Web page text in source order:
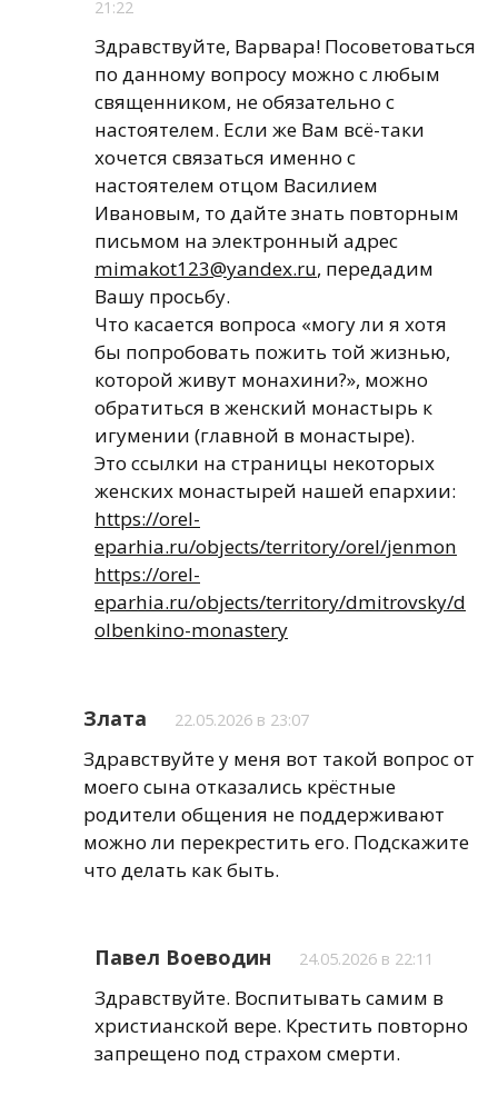
21:22
Здравствуйте, Варвара! Посоветоваться
по данному вопросу можно с любым
священником, не обязательно с
настоятелем. Если же Вам всё-таки
хочется связаться именно с
настоятелем отцом Василием
Ивановым, то дайте знать повторным
письмом на электронный адрес
mimakot123@yandex.ru, передадим
Вашу просьбу.
Что касается вопроса «могу ли я хотя
бы попробовать пожить той жизнью,
которой живут монахини?», можно
обратиться в женский монастырь к
игумении (главной в монастыре).
Это ссылки на страницы некоторых
женских монастырей нашей епархии:
https://orel-
eparhia.ru/objects/territory/orel/jenmon
https://orel-
eparhia.ru/objects/territory/dmitrovsky/d
olbenkino-monastery
Злата 22.05.2026 в 23:07
Здравствуйте у меня вот такой вопрос от
моего сына отказались крёстные
родители общения не поддерживают
можно ли перекрестить его. Подскажите
что делать как быть.
Павел Воеводин 24.05.2026 в 22:11
Здравствуйте. Воспитывать самим в
христианской вере. Крестить повторно
запрещено под страхом смерти.